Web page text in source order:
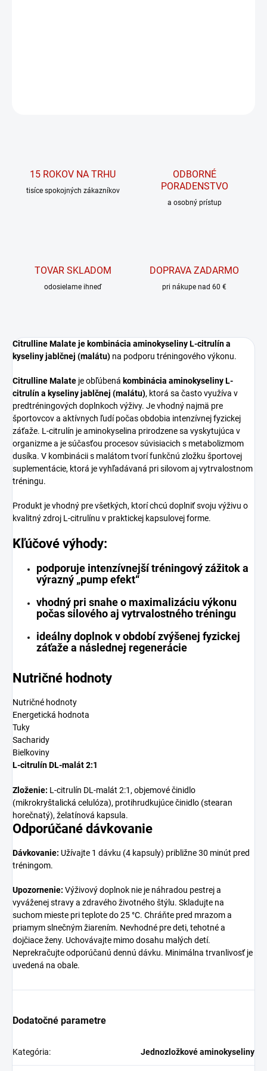
15 ROKOV NA TRHU
tisíce spokojných zákazníkov
ODBORNÉ
PORADENSTVO
a osobný prístup
TOVAR SKLADOM
odosielame ihneď
DOPRAVA ZADARMO
pri nákupe nad 60 €
Citrulline Malate je kombinácia aminokyseliny L-citrulín a
kyseliny jablčnej (malátu) na podporu tréningového výkonu.
Citrulline Malate je obľúbená kombinácia aminokyseliny L-
citrulín a kyseliny jablčnej (malátu), ktorá sa často využíva v
predtréningových doplnkoch výživy. Je vhodný najmä pre
športovcov a aktívnych ľudí počas obdobia intenzívnej fyzickej
záťaže. L-citrulín je aminokyselina prirodzene sa vyskytujúca v
organizme a je súčasťou procesov súvisiacich s metabolizmom
dusíka. V kombinácii s malátom tvorí funkčnú zložku športovej
suplementácie, ktorá je vyhľadávaná pri silovom aj vytrvalostnom
tréningu.
Produkt je vhodný pre všetkých, ktorí chcú doplniť svoju výživu o
kvalitný zdroj L-citrulínu v praktickej kapsulovej forme.
Kľúčové výhody:
podporuje intenzívnejší tréningový zážitok a
výrazný „pump efekt“
vhodný pri snahe o maximalizáciu výkonu
počas silového aj vytrvalostného tréningu
ideálny doplnok v období zvýšenej fyzickej
záťaže a následnej regenerácie
Nutričné hodnoty
Nutričné hodnoty
Energetická hodnota
Tuky
Sacharidy
Bielkoviny
L-citrulín DL-malát 2:1
Zloženie: L-citrulín DL-malát 2:1, objemové činidlo
(mikrokryštalická celulóza), protihrudkujúce činidlo (stearan
horečnatý), želatínová kapsula.
Odporúčané dávkovanie
Dávkovanie: Užívajte 1 dávku (4 kapsuly) približne 30 minút pred
tréningom.
Upozornenie: Výživový doplnok nie je náhradou pestrej a
vyváženej stravy a zdravého životného štýlu. Skladujte na
suchom mieste pri teplote do 25 °C. Chráňte pred mrazom a
priamym slnečným žiarením. Nevhodné pre deti, tehotné a
dojčiace ženy. Uchovávajte mimo dosahu malých detí.
Neprekračujte odporúčanú dennú dávku. Minimálna trvanlivosť je
uvedená na obale.
Dodatočné parametre
Kategória: Jednozložkové aminokyseliny